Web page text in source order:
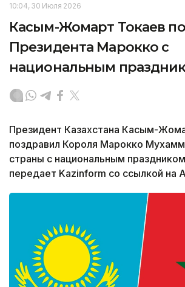
10:04, 30 Июля 2026
Касым-Жомарт Токаев
Президента Марокко с
национальным
Президент Казахстана Касым-
поздравил Короля Марокко
страны с национальным
передает Kazinform со ссылкой на